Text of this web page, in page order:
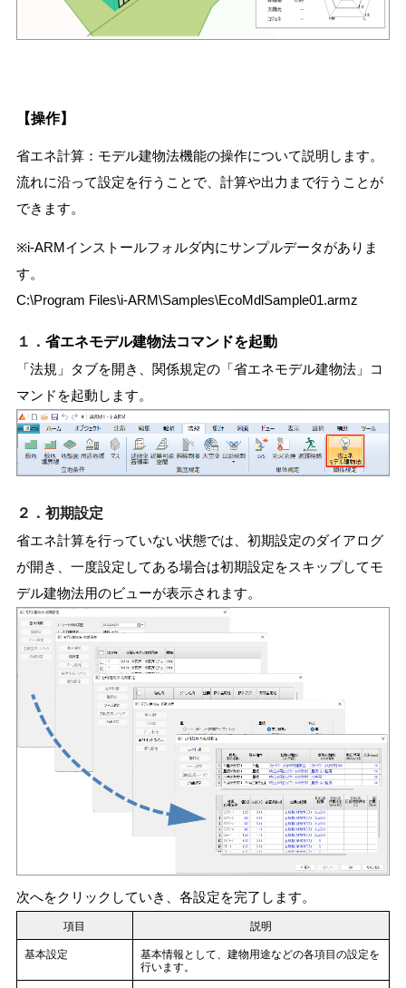
【操作】
省エネ計算：モデル建物法機能の操作について説明します。
流れに沿って設定を行うことで、計算や出力まで行うことが
できます。
※i-ARMインストールフォルダ内にサンプルデータがありま
す。
C:\Program Files\i-ARM\Samples\EcoMdlSample01.armz
１． 省エネモデル建物法コマンドを起動
「法規」タブを開き、関係規定の「省エネモデル建物法」コ
マンドを起動します。
２．初期設定
省エネ計算を行っていない状態では、初期設定のダイアログ
が開き、一度設定してある場合は初期設定をスキップしてモ
デル建物法用のビューが表示されます。
次へをクリックしていき、各設定を完了します。
項目 説明
基本設定
基本情報として、建物用途などの各項目の設定を
行います。